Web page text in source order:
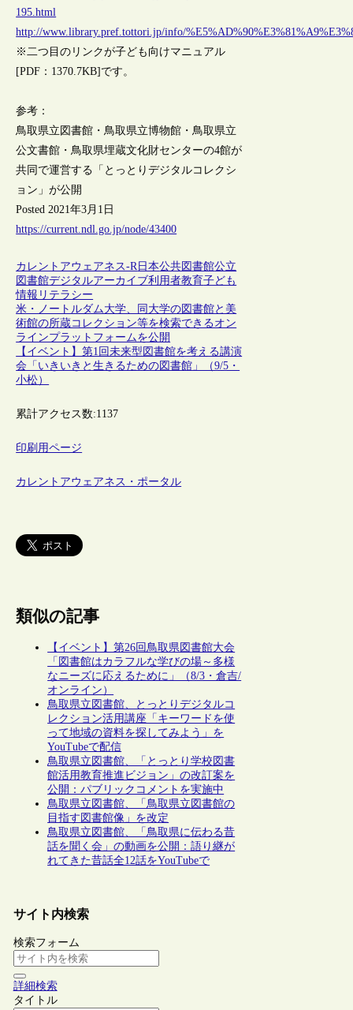
195.html
http://www.library.pref.tottori.jp/info/
※二つ目のリンクが子ども向けマニュアル
[PDF：1370.7KB]です。
参考：
鳥取県立図書館・鳥取県立博物館・鳥取県立
公文書館・鳥取県埋蔵文化財センターの4館が
共同で運営する「とっとりデジタルコレクシ
ョン」が公開
Posted 2021年3月1日
https://current.ndl.go.jp/node/43400
カレントアウェアネス-R 日本公共図書館公立
図書館デジタルアーカイブ利用者教育子ども
情報リテラシー
米・ノートルダム大学、同大学の図書館と美
術館の所蔵コレクション等を検索できるオン
ラインプラットフォームを公開
【イベント】第1回未来型図書館を考える講演
会「いきいきと生きるための図書館」（9/5・
小松）
累計アクセス数:1137
印刷用ページ
カレントアウェアネス・ポータル
類似の記事
【イベント】第26回鳥取県図書館大会
「図書館はカラフルな学びの場～多様
なニーズに応えるために」（8/3・倉吉/
オンライン）
鳥取県立図書館、とっとりデジタルコ
レクション活用講座「キーワードを使
って地域の資料を探してみよう」を
YouTubeで配信
鳥取県立図書館、「とっとり学校図書
館活用教育推進ビジョン」の改訂案を
公開：パブリックコメントを実施中
鳥取県立図書館、「鳥取県立図書館の
目指す図書館像」を改定
鳥取県立図書館、「鳥取県に伝わる昔
話を聞く会」の動画を公開：語り継が
れてきた昔話全12話をYouTubeで
サイト内検索
検索フォーム
詳細検索
タイトル